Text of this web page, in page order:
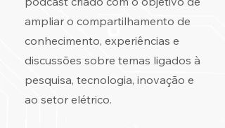
ampliar o compartilhamento de
conhecimento, experiências e
discussões sobre temas ligados à
pesquisa, tecnologia, inovação e
ao setor elétrico.